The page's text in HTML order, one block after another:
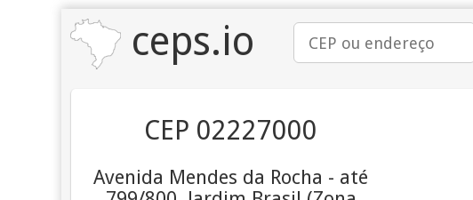
ceps.io
CEP 02227000
Avenida Mendes da Rocha - até